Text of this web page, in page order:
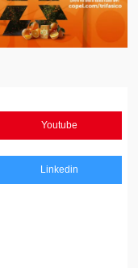
Youtube
Linkedin